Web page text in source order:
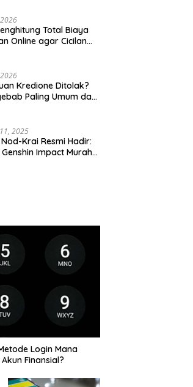
Total Biaya
Online agar Cicilan
Kredione Ditolak?
Paling Umum dan
2025
Krai Resmi Hadir:
Genshin Impact Murah
Login Mana
Finansial?